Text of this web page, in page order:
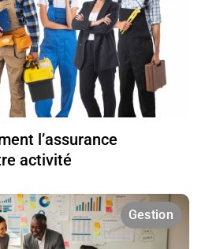
l’assurance
activité
Gestion